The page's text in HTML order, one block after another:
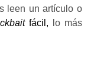
leen un artículo o
fácil,
lo más